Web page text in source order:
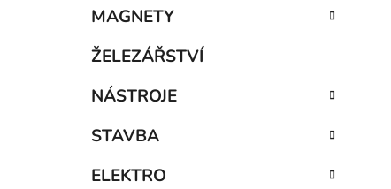
MAGNETY
ŽELEZÁŘSTVÍ
NÁSTROJE
STAVBA
ELEKTRO